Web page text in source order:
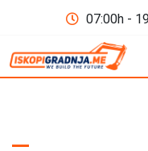
07:00h -